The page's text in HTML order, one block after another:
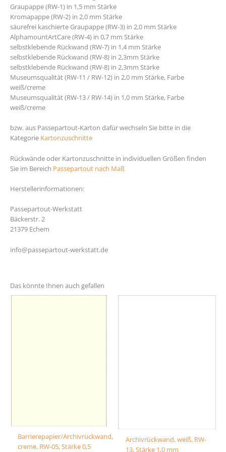
Graupappe (RW-1) in 1,5 mm Stärke
Kromapappe (RW-2) in 2,0 mm Stärke
säurefrei kaschierte Graupappe (RW-3) in 2,0 mm Stärke
AlphamountArtCare (RW-4) in 0,7 mm Stärke
selbstklebende Rückwand (RW-7) in 1,4 mm Stärke
selbstklebende Rückwand (RW-8) in 2,3mm Stärke
selbstklebende Rückwand (RW-8) in 2,3mm Stärke
Museumsqualität (RW-11 / RW-12) in 2,0 mm Stärke, Farbe
weiß/creme
Museumsqualität (RW-13 / RW-14) in 1,0 mm Stärke, Farbe
weiß/creme
bzw. aus Passepartout-Karton dafür wechseln Sie bitte in die
Kategorie Kartonzuschnitte
Rückwände oder Kartonzuschnitte in individuellen Größen finden
Sie im Bereich Passepartout nach Maß
Herstellerinformationen:
Passepartout-Werkstatt
Bäckerstr. 2
21379 Echem
info@passepartout-werkstatt.de
Das könnte Ihnen auch gefallen
Barrierepapier/Archivrückwand,
creme, RW-05, Stärke 0,5
Archivrückwand, weiß, RW-
13, Stärke 1,0 mm